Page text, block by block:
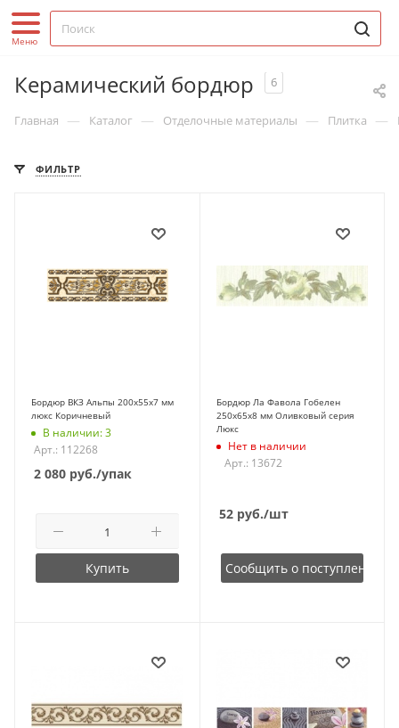
Керамический бордюр 6
Главная — Каталог — Отделочные материалы — Плитка —
ФИЛЬТР
Бордюр ВКЗ Альпы 200х55х7 мм
люкс Коричневый
В наличии: 3
Арт.: 112268
2 080 руб./упак
Купить
Бордюр Ла Фавола Гобелен
250х65х8 мм Оливковый серия
Люкс
Нет в наличии
Арт.: 13672
52руб./шт
Сообщить о поступлении